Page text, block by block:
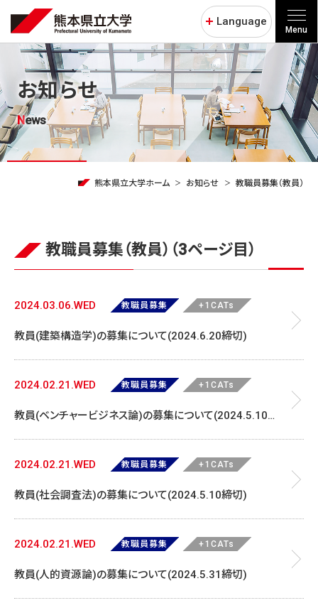
Language
Menu
お知らせ
News
熊本県立大学ホーム お知らせ 教職員募集（教員）
教職員募集（教員）（3ページ目）
教員(建築構造学)の募集について(2024.6.20締切)
2024.03.06.WED 教職員募集 +1CATs
教員(ベンチャービジネス論)の募集について(2024.5.10締
2024.02.21.WED 教職員募集 +1CATs
教員(社会調査法)の募集について(2024.5.10締切)
2024.02.21.WED 教職員募集 +1CATs
教員(人的資源論)の募集について(2024.5.31締切)
2024.02.21.WED 教職員募集 +1CATs